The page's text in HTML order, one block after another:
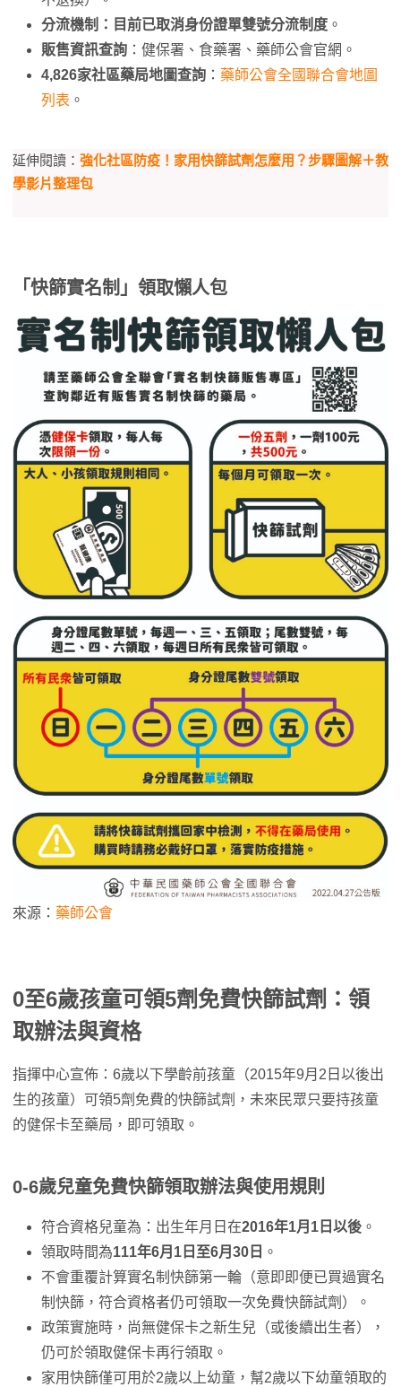
分流機制 ：目前已取消身份證單雙號分流制度 。
販售資訊查詢 ：健保署、食藥署、藥師公會官網。
4,826家社區藥局地圖查詢 ： 藥師公會全國聯合會地圖
列表 。
延伸閱讀： 強化社區防疫！家用快篩試劑怎麼用？步驟圖解＋教
學影片整理包
「快篩實名制」領取懶人包
來源： 藥師公會
0至6歲孩童可領5劑免費快篩試劑：領
取辦法與資格
指揮中心宣佈：6歲以下學齡前孩童（2015年9月2日以後出
生的孩童）可領5劑免費的快篩試劑，未來民眾只要持孩童
的健保卡至藥局，即可領取。
0-6歲兒童免費快篩領取辦法與使用規則
符合資格兒童為：出生年月日在2016年1月1日以後 。
領取時間為111年6月1日至6月30日 。
不會重覆計算實名制快篩第一輪（意即即便已買過實名
制快篩，符合資格者仍可領取一次免費快篩試劑）。
政策實施時，尚無健保卡之新生兒（或後續出生者），
仍可於領取健保卡再行領取。
家用快篩僅可用於2歲以上幼童，幫2歲以下幼童領取的